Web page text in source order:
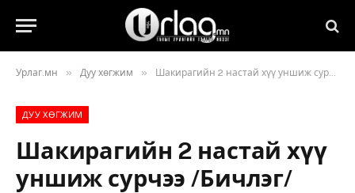
Урлаг.мн » Дуу хөгжим » Шакирагийн 2 настай хүү уншиж сурчээ /Бичлэг/
ДУУ ХӨГЖИМ
Шакирагийн 2 настай хүү
уншиж сурчээ /Бичлэг/